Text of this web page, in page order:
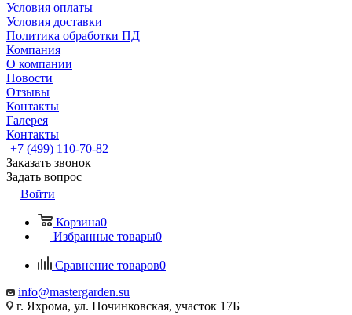
Условия оплаты
Условия доставки
Политика обработки ПД
Компания
О компании
Новости
Отзывы
Контакты
Галерея
Контакты
+7 (499) 110-70-82
Заказать звонок
Задать вопрос
Войти
Корзина0
Избранные товары0
Сравнение товаров0
info@mastergarden.su
г. Яхрома, ул. Починковская, участок 17Б